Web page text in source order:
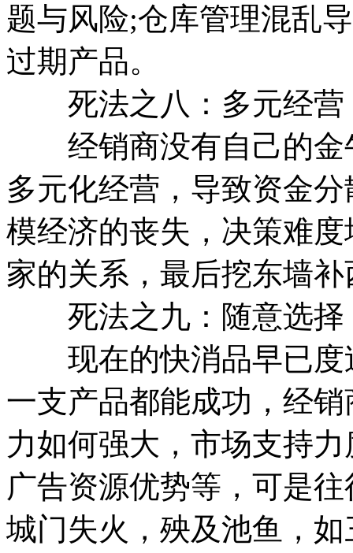
题与风险;仓库管理混乱
过期产品。
死法之八：多元经营
经销商没有自己的金
多元化经营，导致资金
模经济的丧失，决策难
家的关系，最后挖东墙
死法之九：随意选择
现在的快消品早已度
一支产品都能成功，经
力如何强大，市场支持
广告资源优势等，可是
城门失火，殃及池鱼，